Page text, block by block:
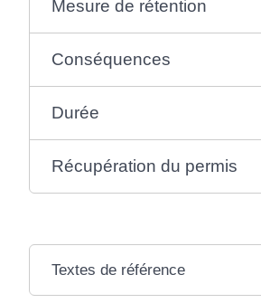
Mesure de rétention
Conséquences
Durée
Récupération du permis
Textes de référence